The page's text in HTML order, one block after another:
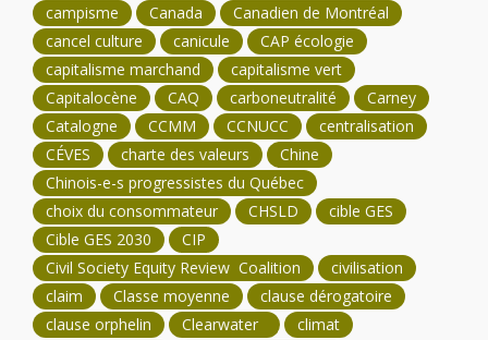
campisme
Canada
Canadien de Montréal
cancel culture
canicule
CAP écologie
capitalisme marchand
capitalisme vert
Capitalocène
CAQ carboneutralité
Carney
Catalogne
CCMM CCNUCC
centralisation
CÉVES
charte des valeurs
Chine
Chinois-e-s progressistes du Québec
choix du consommateur
CHSLD
cible GES
Cible GES 2030
CIP
Civil Society Equity Review Coalition
civilisation
claim
Classe moyenne
clause dérogatoire
clause orphelin
Clearwater
climat